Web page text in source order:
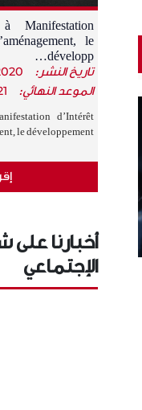
Manifestation
le
développ…
تاريخ النشر:
الموعد النهائي:
d’Intérêt
le développement…
أخبارنا
الإجتماعي